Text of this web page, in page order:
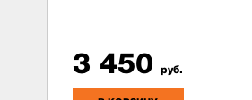
3 450 руб.